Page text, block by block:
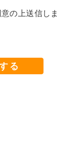
の上送信しま